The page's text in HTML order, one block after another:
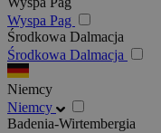
Wyspa Pag
Środkowa Dalmacja
Środkowa Dalmacja
Niemcy
Niemcy
Badenia-Wirtembergia